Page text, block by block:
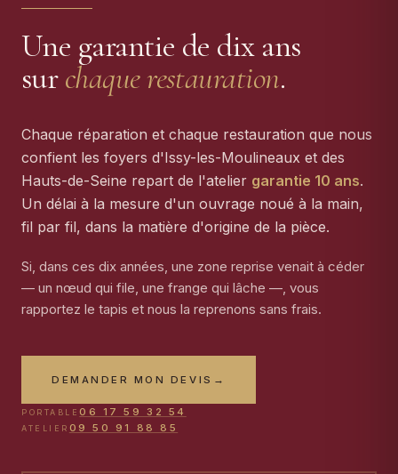
Une garantie de dix ans
surchaque restauration.
Chaque réparation et chaque restauration que nous
confient les foyers d'Issy-les-Moulineaux et des
Hauts-de-Seine repart de l'atelier garantie 10 ans.
Un délai à la mesure d'un ouvrage noué à la main,
fil par fil, dans la matière d'origine de la pièce.
Si, dans ces dix années, une zone reprise venait à céder
— un nœud qui file, une frange qui lâche —, vous
rapportez le tapis et nous la reprenons sans frais.
DEMANDER MON DEVIS →
PORTABLE06 17 59 32 54
ATELIER 09 50 91 88 85